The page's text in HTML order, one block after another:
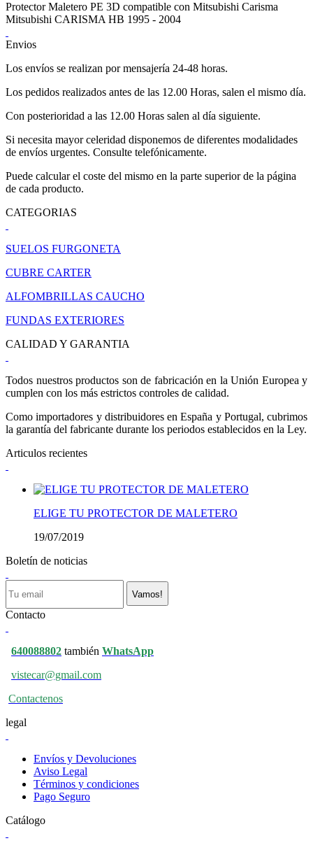
Protector Maletero PE 3D compatible con Mitsubishi Carisma
Mitsubishi CARISMA HB 1995 - 2004
Envios
Los envíos se realizan por mensajería 24-48 horas.
Los pedidos realizados antes de las 12.00 Horas, salen el mismo día.
Con posterioridad a las 12.00 Horas salen al día siguiente.
Si necesita mayor celeridad disponemos de diferentes modalidades
de envíos urgentes. Consulte telefónicamente.
Puede calcular el coste del mismo en la parte superior de la página
de cada producto.
CATEGORIAS
SUELOS FURGONETA
CUBRE CARTER
ALFOMBRILLAS CAUCHO
FUNDAS EXTERIORES
CALIDAD Y GARANTIA
Todos nuestros productos son de fabricación en la Unión Europea y
cumplen con los más estrictos controles de calidad.
Como importadores y distribuidores en España y Portugal, cubrimos
la garantía del fabricante durante los periodos establecidos en la Ley.
Articulos recientes
ELIGE TU PROTECTOR DE MALETERO
19/07/2019
Boletín de noticias
Vamos!
Contacto
640088802 también WhatsApp
vistecar@gmail.com
Contactenos
legal
Envíos y Devoluciones
Aviso Legal
Términos y condiciones
Pago Seguro
Catálogo